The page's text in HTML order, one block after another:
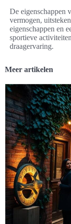
De eigenschappen
vermogen,
eigenschappen en
sportieve
draagervaring.
Meer artikelen